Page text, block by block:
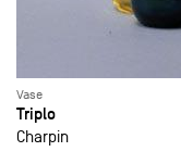
Vase
Triplo
Charpin